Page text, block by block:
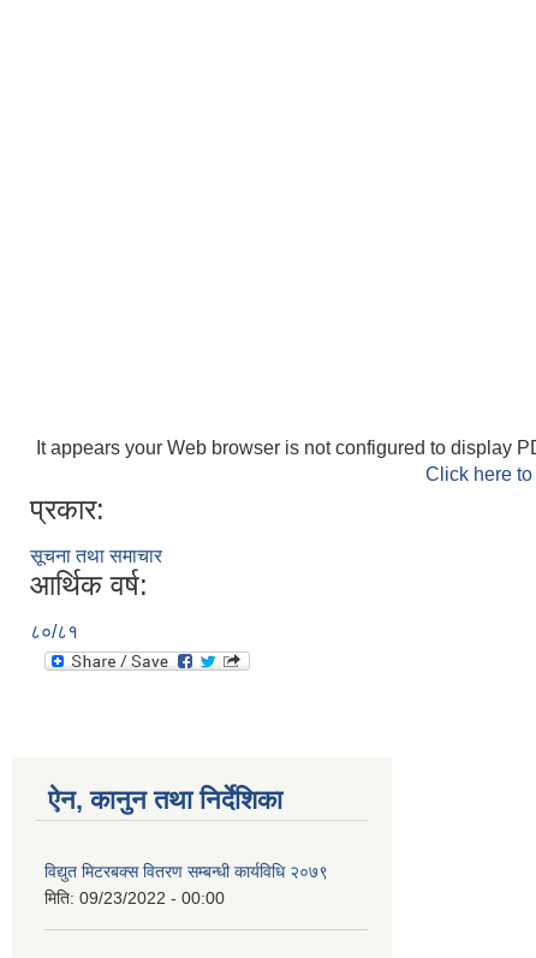
It appears your Web browser is not configured to display
Click here
प्रकार:
सूचना तथा समाचार
आर्थिक वर्ष:
८०/८१
ऐन, कानुन तथा निर्देशिका
विद्युत मिटरबक्स वितरण सम्बन्धी कार्यविधि २०७९
मिति: 09/23/2022 - 00:00